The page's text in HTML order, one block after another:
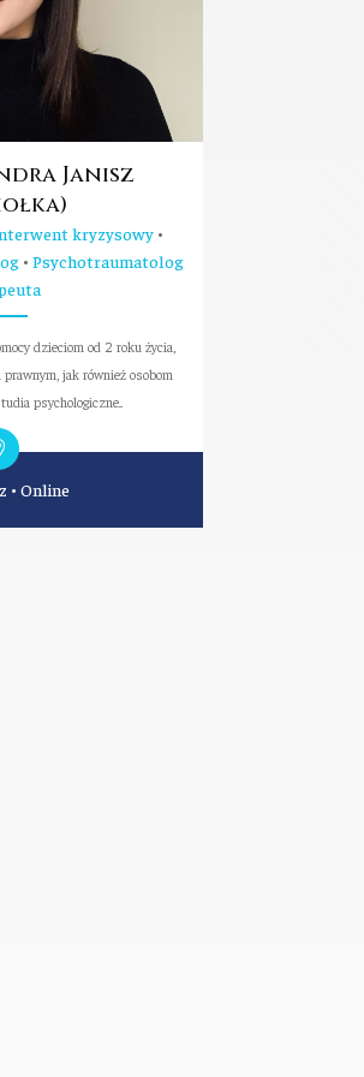
Janisz
kryzysowy •
• Psychotraumatolog
dzieciom od 2 roku życia,
jak również osobom
psychologiczne...
•Online